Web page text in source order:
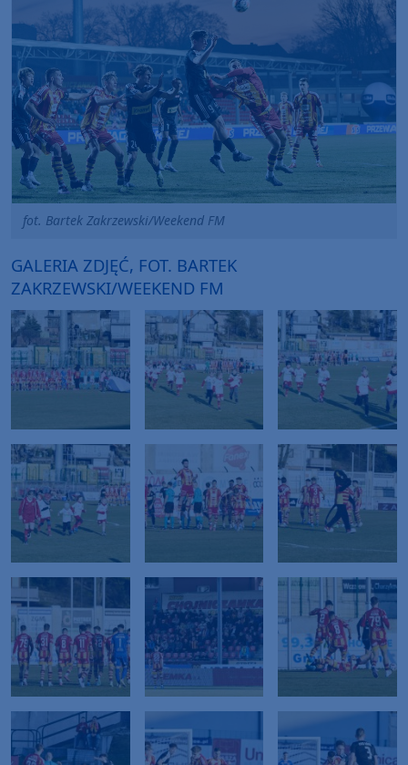
fot. Bartek Zakrzewski/Weekend FM
GALERIA ZDJĘĆ, FOT. BARTEK
ZAKRZEWSKI/WEEKEND FM